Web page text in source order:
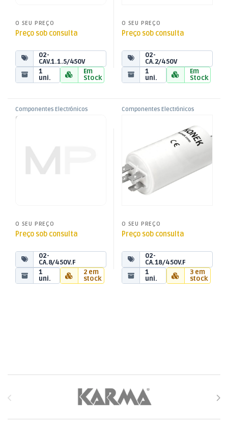
O SEU PREÇO
Preço sob consulta
02-
CAV.1.1.5/450V
1
uni.
Em
Stock
O SEU PREÇO
Preço sob consulta
02-
CA.2/450V
1
uni.
Em
Stock
Componentes Electrónicos
Condensadores
Condensador Arranque 8uF –
O SEU PREÇO
Preço sob consulta
02-
CA.8/450V.F
1
uni.
2 em
stock
Componentes Electrónicos
Condensadores de Arranque
O SEU PREÇO
Preço sob consulta
02-
CA.18/450V.F
1
uni.
3 em
stock
Brands Carousel